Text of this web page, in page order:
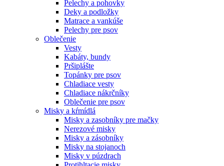
Pelechy a pohovky
Deky a podložky
Matrace a vankúše
Pelechy pre psov
Oblečenie
Vesty
Kabáty, bundy
Pršiplášte
Topánky pre psov
Chladiace vesty
Chladiace nákrčníky
Oblečenie pre psov
Misky a kŕmídlá
Misky a zasobníky pre mačky
Nerezové misky
Misky a zásobníky
Misky na stojanoch
Misky v púzdrach